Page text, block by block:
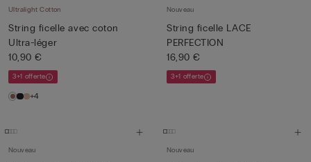
Ultralight Cotton
String ficelle avec coton
Ultra-léger
10,90 €
3+1 offerte
+4
Nouveau
String ficelle LACE
PERFECTION
16,90 €
3+1 offerte
Nouveau Nouveau